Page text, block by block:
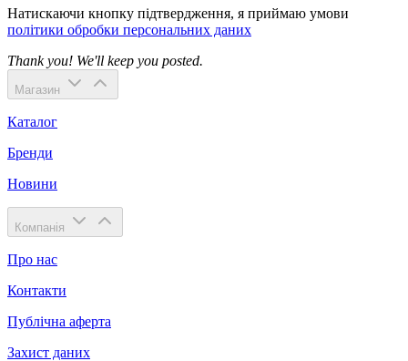
Натискаючи кнопку підтвердження, я приймаю умови
політики обробки персональних даних
Thank you! We'll keep you posted.
Магазин
Каталог
Бренди
Новини
Компанія
Про нас
Контакти
Публічна аферта
Захист даних